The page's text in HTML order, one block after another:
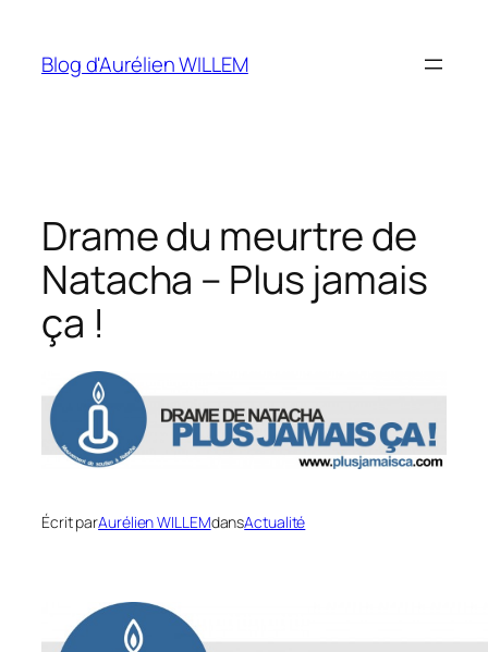
contenu
Blog d'Aurélien WILLEM
Drame du meurtre de
Natacha – Plus jamais
ça !
Écrit parAurélien WILLEMdansActualité